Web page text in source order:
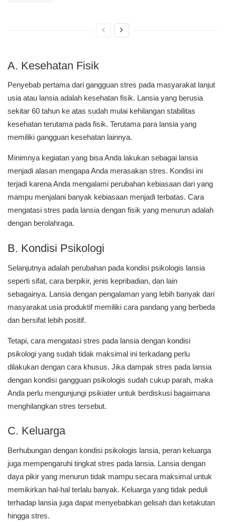
A. Kesehatan Fisik
Penyebab pertama dari gangguan stres pada masyarakat lanjut
usia atau lansia adalah kesehatan fisik. Lansia yang berusia
sekitar 60 tahun ke atas sudah mulai kehilangan stabilitas
kesehatan terutama pada fisik. Terutama para lansia yang
memiliki gangguan kesehatan lainnya.
Minimnya kegiatan yang bisa Anda lakukan sebagai lansia
menjadi alasan mengapa Anda merasakan stres. Kondisi ini
terjadi karena Anda mengalami perubahan kebiasaan dari yang
mampu menjalani banyak kebiasaan menjadi terbatas. Cara
mengatasi stres pada lansia dengan fisik yang menurun adalah
dengan berolahraga.
B. Kondisi Psikologi
Selanjutnya adalah perubahan pada kondisi psikologis lansia
seperti sifat, cara berpikir, jenis kepribadian, dan lain
sebagainya. Lansia dengan pengalaman yang lebih banyak dari
masyarakat usia produktif memiliki cara pandang yang berbeda
dan bersifat lebih positif.
Tetapi, cara mengatasi stres pada lansia dengan kondisi
psikologi yang sudah tidak maksimal ini terkadang perlu
dilakukan dengan cara khusus. Jika dampak stres pada lansia
dengan kondisi gangguan psikologis sudah cukup parah, maka
Anda perlu mengunjungi psikiater untuk berdiskusi bagaimana
menghilangkan stres tersebut.
C. Keluarga
Berhubungan dengan kondisi psikologis lansia, peran keluarga
juga mempengaruhi tingkat stres pada lansia. Lansia dengan
daya pikir yang menurun tidak mampu secara maksimal untuk
memikirkan hal-hal terlalu banyak. Keluarga yang tidak peduli
terhadap lansia juga dapat menyebabkan gelisah dan ketakutan
hingga stres.